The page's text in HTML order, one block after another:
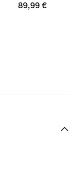
89,99 €
89,99 €